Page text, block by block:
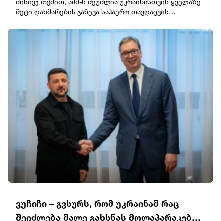
მისივე თქმით, აშშ-ს შეუძლია უკრაინისთვის ყველაზე
მეტი დახმარების გაწევა საჰაერო თავდაცვის
რაკეტებს ყოველთვიურად მიაწვდის. ჩვენ შეთანხმება
გვაქვს“, - განაცხადა ზელენსკიმ.ამავდროულად, მან
აღნიშნა, რომ ეს რაკეტები საკმარისი არ იქნება.ბოლო
დროს რუსებმა უკრაინის ქალაქებზე საჰაერო
დარტყმები გააძლიერეს. Patriot-ის სისტემების
რაკეტების დეფიციტის გამო, უკრაინა ბალისტიკური
რაკეტების ჩამოგდებას ვერ ახერხებს. პრეზიდენტმა
ვოლოდიმირ ზელენსკიმ მოუწოდა პარტნიორებს, არ
გადადონ ბალისტიკური რაკეტების ჩამჭრელი
სისტემების მიწოდება, რადგან დაგვიანება
უკრაინელებს სიცოცხლის ფასად უჯდებათ.
ვუჩიჩი – გვსურს, რომ უკრაინამ რაც
შეიძლება მალე გახსნას მოლაპარაკების